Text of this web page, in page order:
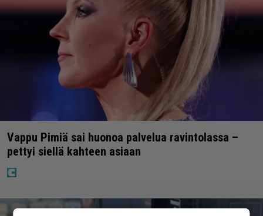
Vappu Pimiä sai huonoa palvelua ravintolassa –
pettyi siellä kahteen asiaan